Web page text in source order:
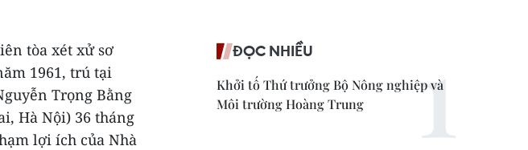
tòa xét xử sơ
1961, trú tại
Trọng Bằng
Hà Nội) 36 tháng
lợi ích của Nhà
ĐỌC NHIỀU
Khởi tố Thứ trưởng Bộ Nông nghiệp và
Môi trường Hoàng Trung